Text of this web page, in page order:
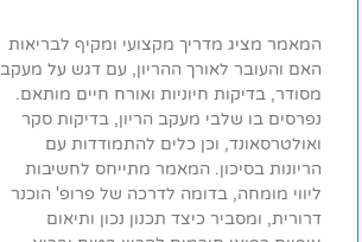
המאמר מציג מדריך מקצועי ומקיף לבריאות
האם והעובר לאורך ההריון, עם דגש על מעקב
מסודר, בדיקות חיוניות ואורח חיים מותאם.
נפרסים בו שלבי מעקב הריון, בדיקות סקר
ואולטרסאונד, וכן כלים להתמודדות עם
הריונות בסיכון. המאמר מתייחס לחשיבות
ליווי מומחה, בדומה לדרכה של פרופ' הוכנר
דרורית, ומסביר כיצד תכנון נכון ותיאום